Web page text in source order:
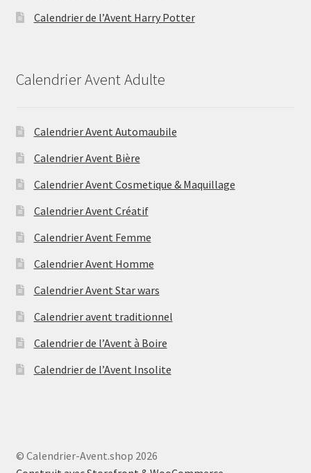
Calendrier de l’Avent Harry Potter
Calendrier Avent Adulte
Calendrier Avent Automaubile
Calendrier Avent Bière
Calendrier Avent Cosmetique & Maquillage
Calendrier Avent Créatif
Calendrier Avent Femme
Calendrier Avent Homme
Calendrier Avent Star wars
Calendrier avent traditionnel
Calendrier de l’Avent à Boire
Calendrier de l’Avent Insolite
© Calendrier-Avent.shop 2026